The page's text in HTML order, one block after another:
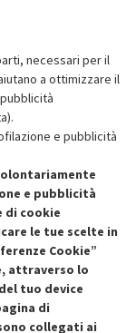
prodotto nuovo.
dal contratto qui
necessari per il
a ottimizzare il
e pubblicità
e pubblicità
di cookie
le tue scelte in
Cookie”
attraverso lo
tuo device
di
collegati ai